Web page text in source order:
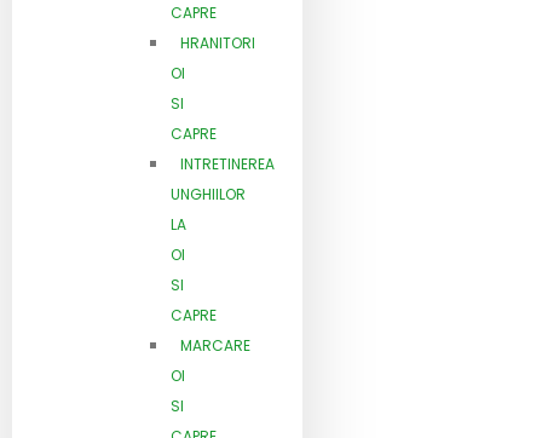
CAPRE
HRANITORI
OI
SI
CAPRE
INTRETINEREA
UNGHIILOR
LA
OI
SI
CAPRE
MARCARE
OI
SI